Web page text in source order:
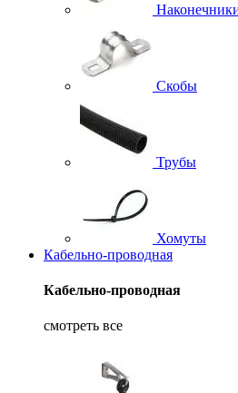
Скобы
Трубы
Хомуты
Кабельно-проводная
Кабельно-проводная
смотреть все